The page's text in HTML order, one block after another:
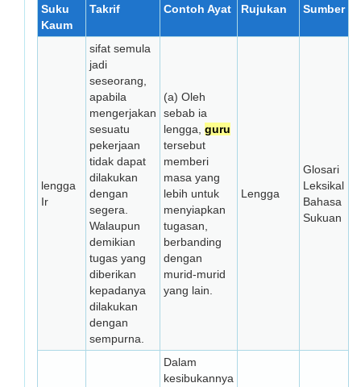
Suku
Kaum
Takrif Contoh Ayat Rujukan Sumber
lengga
Ir
sifat semula
jadi
seseorang,
apabila
mengerjakan
sesuatu
pekerjaan
tidak dapat
dilakukan
dengan
segera.
Walaupun
demikian
tugas yang
diberikan
kepadanya
dilakukan
dengan
sempurna.
(a) Oleh
sebab ia
lengga, guru
tersebut
memberi
masa yang
lebih untuk
menyiapkan
tugasan,
berbanding
dengan
murid-murid
yang lain.
Lengga
Glosari
Leksikal
Bahasa
Sukuan
Dalam
kesibukannya